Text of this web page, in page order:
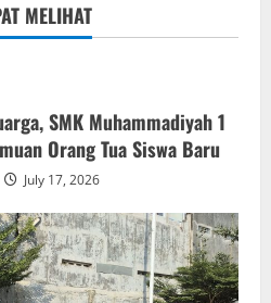
MELIHAT
SMK Muhammadiyah 1
Orang Tua Siswa Baru
July 17, 2026